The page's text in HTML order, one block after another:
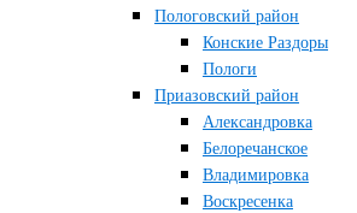
Пологовский район
Конские Раздоры
Пологи
Приазовский район
Александровка
Белоречанское
Владимировка
Воскресенка